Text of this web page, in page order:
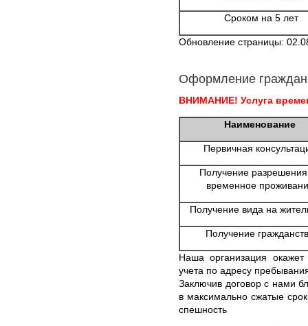
Сроком на 5 лет
Обновление страницы:
Оформление
ВНИМАНИЕ! Услуга
Наименование
Первичная
Получение
временное
Получение вида на
Получение
Наша организация
учета по адресу
Заключив договор с нами
в максимально сжатые
спешность